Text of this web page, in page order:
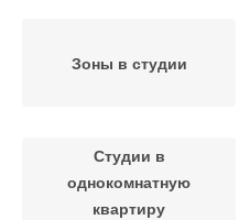
Зоны в студии
Студии в
однокомнатную
квартиру